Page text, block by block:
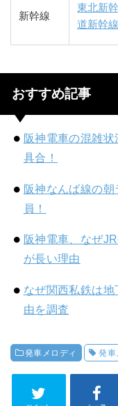
新幹線
東北新
道新幹線
おすすめ記事
阪神電車の混雑
具合！
阪神なんば線の
員！
阪神電車、なぜ
が長い理由
なぜ関西私鉄は
由を調査
発車メロディ 発車